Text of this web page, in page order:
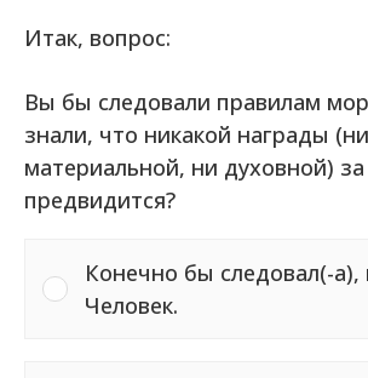
Итак, вопрос:
Вы бы следовали правилам
знали, что никакой награды (ни
материальной, ни духовной) за
предвидится?
Конечно бы следовал(-а),
Человек.